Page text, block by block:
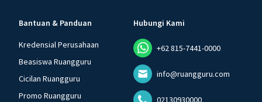
Bantuan & Panduan
Kredensial Perusahaan
Beasiswa Ruangguru
Cicilan Ruangguru
Promo Ruangguru
Hubungi Kami
+62 815-7441-0000
info@ruangguru.com
02130930000